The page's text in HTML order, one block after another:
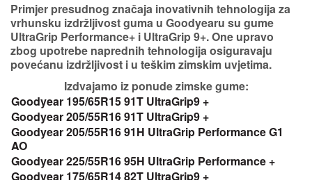
Primjer presudnog značaja inovativnih tehnologija za
vrhunsku izdržljivost guma u Goodyearu su gume
UltraGrip Performance+ i UltraGrip 9+. One upravo
zbog upotrebe naprednih tehnologija osiguravaju
povećanu izdržljivost i u teškim zimskim uvjetima.
Izdvajamo iz ponude zimske gume:
Goodyear 195/65R1591T UltraGrip9 +
Goodyear205/55R1691T UltraGrip9 +
Goodyear205/55R1691H UltraGrip Performance G1
AO
Goodyear225/55R1695H UltraGrip Performance +
Goodyear 175/65R1482T UltraGrip9 +